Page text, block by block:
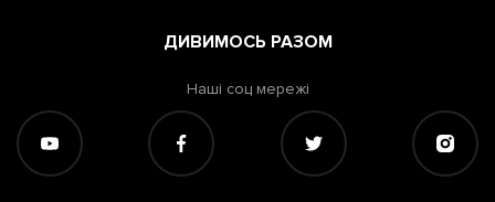
ДИВИМОСЬ РАЗОМ
Наші соц мережі